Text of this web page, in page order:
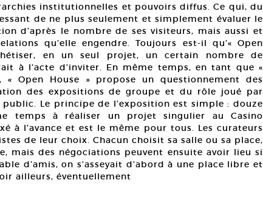
institutionnelles et pouvoirs diffus. Ce qui, du
de ne plus seulement et simplement évaluer le
d’après le nombre de ses visiteurs, mais aussi et
qu’elle engendre. Toujours est-il qu’« Open
en un seul projet, un certain nombre de
à l’acte d’inviter. En même temps, en tant que «
Open House » propose un questionnement des
des expositions de groupe et du rôle joué par
Le principe de l’exposition est simple : douze
temps à réaliser un projet singulier au Casino
à l’avance et est le même pour tous. Les curateurs
de leur choix. Chacun choisit sa salle ou sa place,
mais des négociations peuvent ensuite avoir lieu si
d’amis, on s’asseyait d’abord à une place libre et
ailleurs, éventuellement